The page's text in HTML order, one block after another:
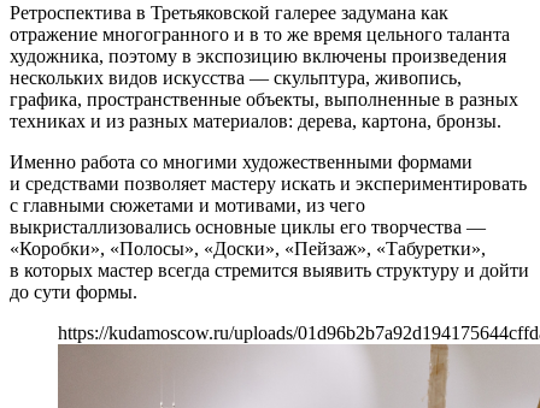
Ретроспектива в Третьяковской галерее задумана как
отражение многогранного и в то же время цельного таланта
художника, поэтому в экспозицию включены произведения
нескольких видов искусства — скульптура, живопись,
графика, пространственные объекты, выполненные в разных
техниках и из разных материалов: дерева, картона, бронзы.
Именно работа со многими художественными формами
и средствами позволяет мастеру искать и экспериментировать
с главными сюжетами и мотивами, из чего
выкристаллизовались основные циклы его творчества —
«Коробки», «Полосы», «Доски», «Пейзаж», «Табуретки»,
в которых мастер всегда стремится выявить структуру и дойти
до сути формы.
https://kudamoscow.ru/uploads/